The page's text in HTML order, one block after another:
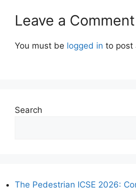
Leave a Comment
You must be logged in to post
Search
The Pedestrian ICSE 2026: